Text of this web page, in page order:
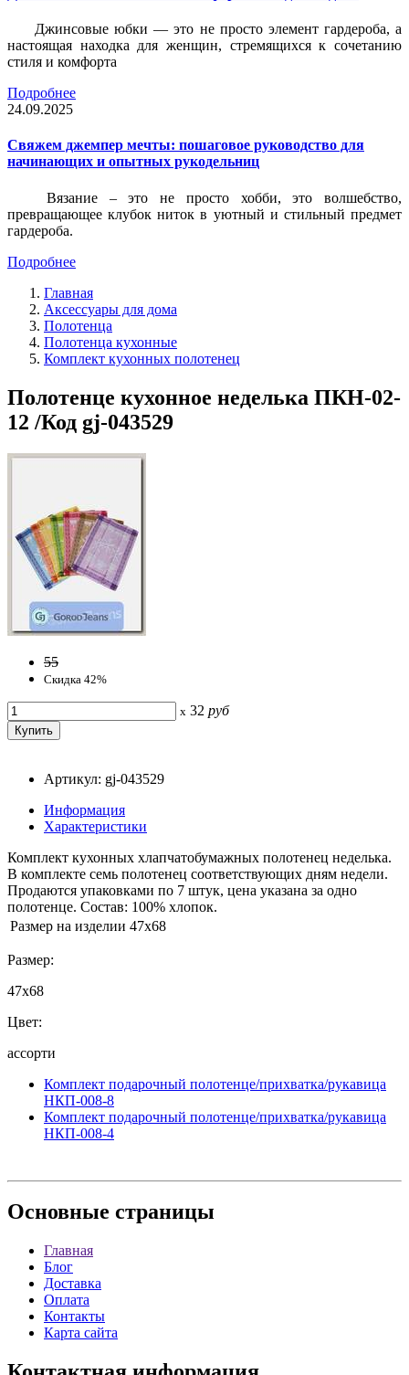
Джинсовые юбки — это не просто элемент гардероба, а
настоящая находка для женщин, стремящихся к сочетанию
стиля и комфорта
Подробнее
24.09.2025
Свяжем джемпер мечты: пошаговое руководство для
начинающих и опытных рукодельниц
Вязание – это не просто хобби, это волшебство,
превращающее клубок ниток в уютный и стильный предмет
гардероба.
Подробнее
Главная
Аксессуары для дома
Полотенца
Полотенца кухонные
Комплект кухонных полотенец
Полотенце кухонное неделька ПКН-02-
12 /Код gj-043529
55
Скидка 42%
x 32 руб
Артикул: gj-043529
Информация
Характеристики
Комплект кухонных хлапчатобумажных полотенец неделька.
В комплекте семь полотенец соответствующих дням недели.
Продаются упаковками по 7 штук, цена указана за одно
полотенце. Состав: 100% хлопок.
Размер на изделии 47x68
Размер:
47x68
Цвет:
ассорти
Комплект подарочный полотенце/прихватка/рукавица
НКП-008-8
Комплект подарочный полотенце/прихватка/рукавица
НКП-008-4
Основные страницы
Главная
Блог
Доставка
Оплата
Контакты
Карта сайта